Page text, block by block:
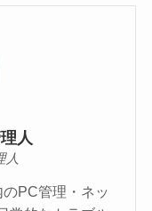
人
人
PC管理・ネッ